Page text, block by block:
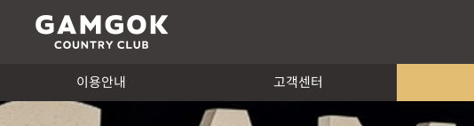
이용안내 고객센터